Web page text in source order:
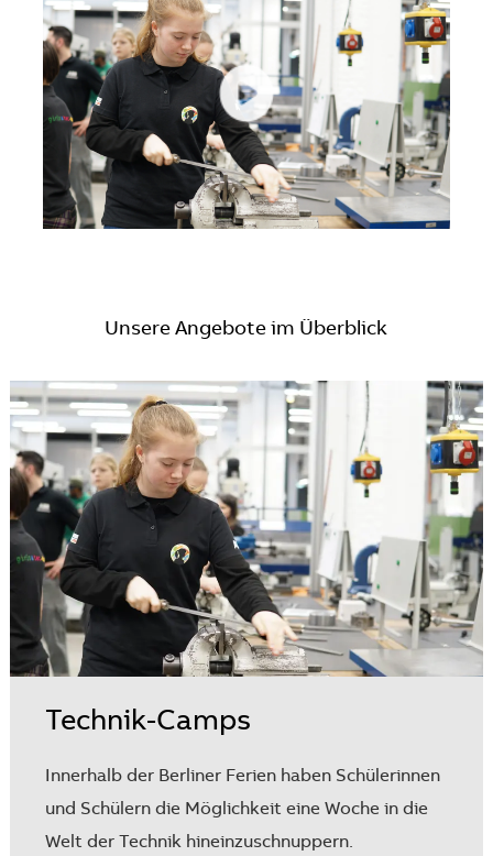
Unsere Angebote im Überblick
Technik-Camps
Innerhalb der Berliner Ferien haben Schülerinnen
und Schülern die Möglichkeit eine Woche in die
Welt der Technik hineinzuschnuppern.